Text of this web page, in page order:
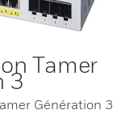
Tamer
3
Génération 3